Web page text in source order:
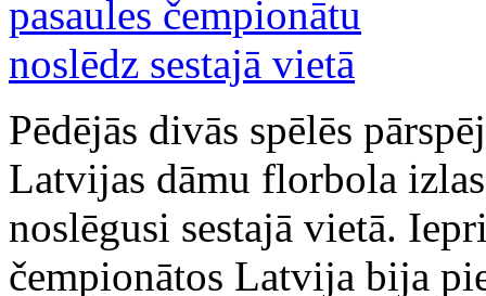
Pēdējās divās spēlēs
Latvijas dāmu florbola
noslēgusi sestajā vietā.
čempionātos Latvija bija